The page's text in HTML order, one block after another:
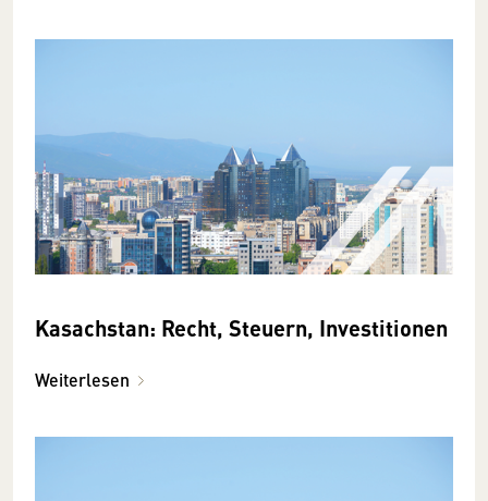
Kasachstan: Recht, Steuern, Investitionen
Weiterlesen